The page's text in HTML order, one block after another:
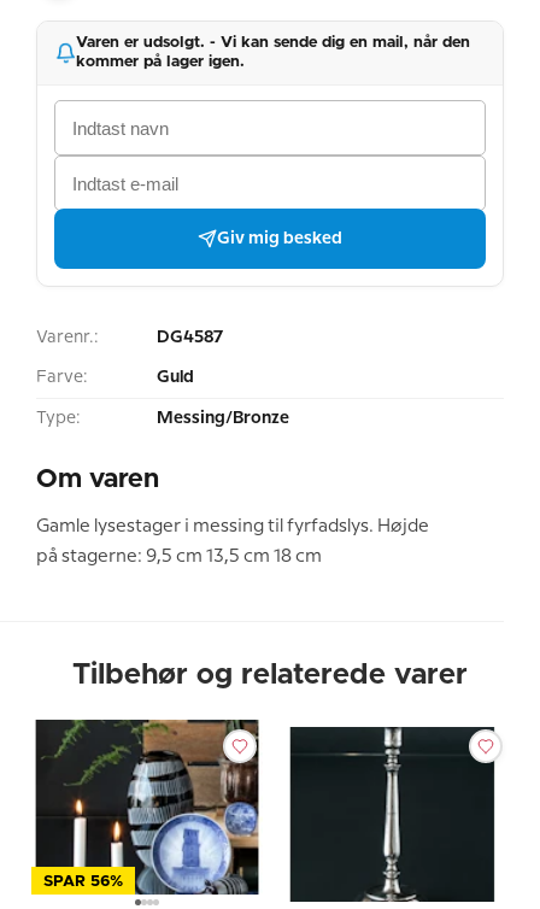
Varen er udsolgt. - Vi kan sende dig en mail, når den
kommer på lager igen.
Giv mig besked
Varenr.: DG4587
Farve: Guld
Type: Messing/Bronze
Om varen
Gamle lysestager i messing til fyrfadslys. Højde
på stagerne: 9,5 cm 13,5 cm 18 cm
Tilbehør og relaterede varer
SPAR 56%